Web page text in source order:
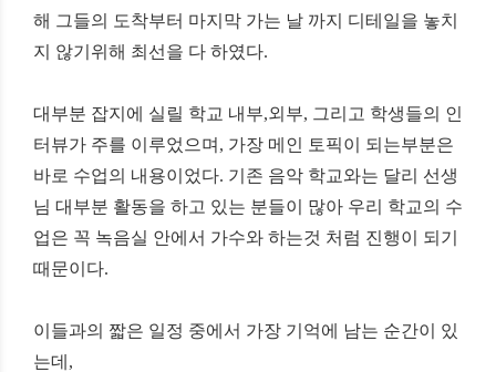
해 그들의 도착부터 마지막 가는 날 까지 디테일을 놓치
지 않기위해 최선을 다 하였다.
대부분 잡지에 실릴 학교 내부,외부, 그리고 학생들의 인
터뷰가 주를 이루었으며 , 가장 메인 토픽이 되는부분은
바로 수업의 내용이었다. 기존 음악 학교와는 달리 선생
님 대부분 활동을 하고 있는 분들이 많아 우리 학교의 수
업은 꼭 녹음실 안에서 가수와 하는것 처럼 진행이 되기
때문이다.
이들과의 짧은 일정 중에서 가장 기억에 남는 순간이 있
는데 ,